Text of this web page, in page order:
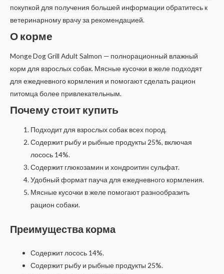
покупкой для получения большей информации обратитесь к
ветеринарному врачу за рекомендацией.
О корме
Monge Dog Grill Adult Salmon — полнорационный влажный
корм для взрослых собак. Мясные кусочки в желе подходят
для ежедневного кормления и помогают сделать рацион
питомца более привлекательным.
Почему стоит купить
Подходит для взрослых собак всех пород.
Содержит рыбу и рыбные продукты 25%, включая
лосось 14%.
Содержит глюкозамин и хондроитин сульфат.
Удобный формат пауча для ежедневного кормления.
Мясные кусочки в желе помогают разнообразить
рацион собаки.
Преимущества корма
Содержит лосось 14%.
Содержит рыбу и рыбные продукты 25%.